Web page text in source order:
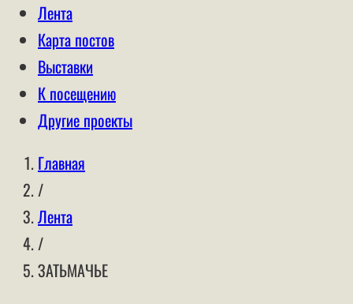
Лента
Карта постов
Выставки
К посещению
Другие проекты
Главная
/
Лента
/
ЗАТЬМАЧЬЕ